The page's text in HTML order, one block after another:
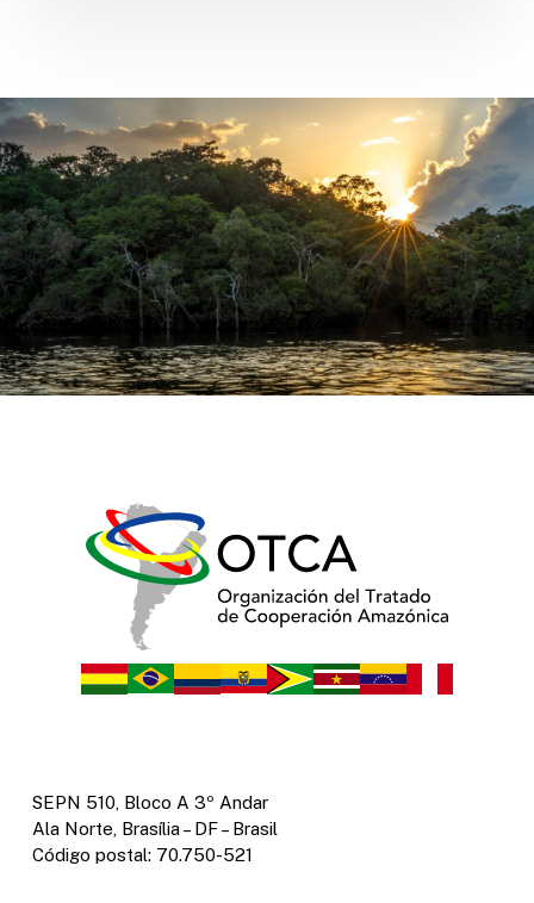
SEPN 510, Bloco A 3º Andar
Ala Norte, Brasília – DF – Brasil
Código postal: 70.750-521